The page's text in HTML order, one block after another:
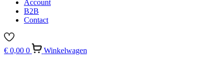
Account
B2B
Contact
€ 0,00 0
Winkelwagen